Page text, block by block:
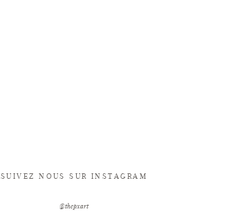
SUIVEZ NOUS SUR INSTAGRAM
@thepxart